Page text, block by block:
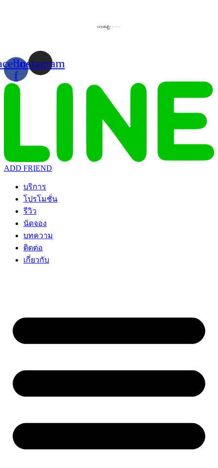
f
Instagram
ADD FRIEND
บริการ
โปรโมชั่น
รีวิว
นัดจอง
บทความ
ติดต่อ
เกี่ยวกับ